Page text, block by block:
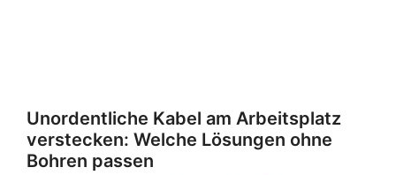
Unordentliche Kabel am Arbeitsplatz
verstecken: Welche Lösungen ohne
Bohren passen